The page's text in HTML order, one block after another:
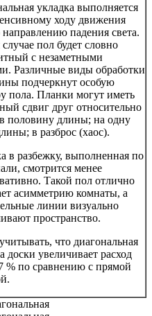
укладка выполняется
ходу движения
падения света.
пол будет словно
с незаметными
Различные виды обработки
подчеркнут особую
пола. Планки могут иметь
сдвиг друг относительно
половину длины; на одну
в разброс (хаос).
в разбежку, выполненная по
смотрится менее
Такой пол отлично
асимметрию комнаты, а
линии визуально
пространство.
что диагональная
доски увеличивает расход
% по сравнению с прямой